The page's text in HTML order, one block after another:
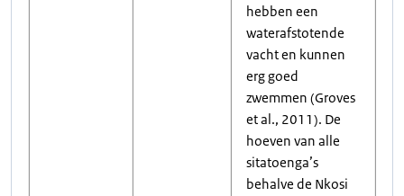
hebben een
waterafstotende
vacht en kunnen
erg goed
zwemmen (Groves
et al., 2011). De
hoeven van alle
sitatoenga’s
behalve de Nkosi